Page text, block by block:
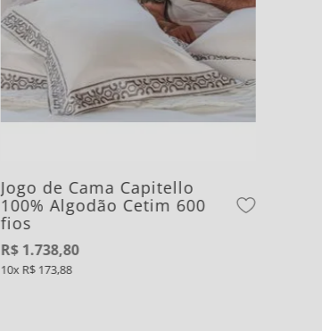
Jogo de Cama Capitello
100% Algodão Cetim 600
fios
R$ 1.738,80
10 R$ 173,88